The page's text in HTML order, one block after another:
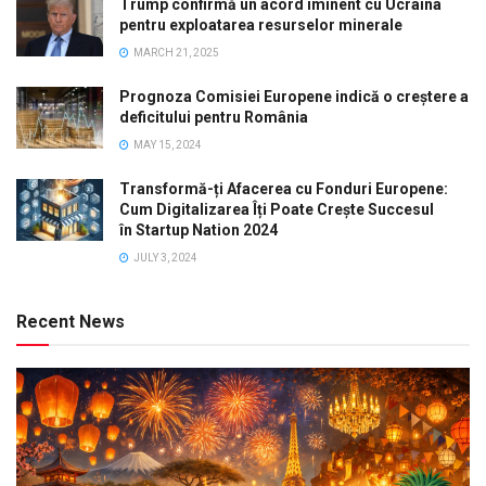
Trump confirmă un acord iminent cu Ucraina
pentru exploatarea resurselor minerale
MARCH 21, 2025
Prognoza Comisiei Europene indică o creștere a
deficitului pentru România
MAY 15, 2024
Transformă-ți Afacerea cu Fonduri Europene:
Cum Digitalizarea Îți Poate Crește Succesul
în Startup Nation 2024
JULY 3, 2024
Recent News